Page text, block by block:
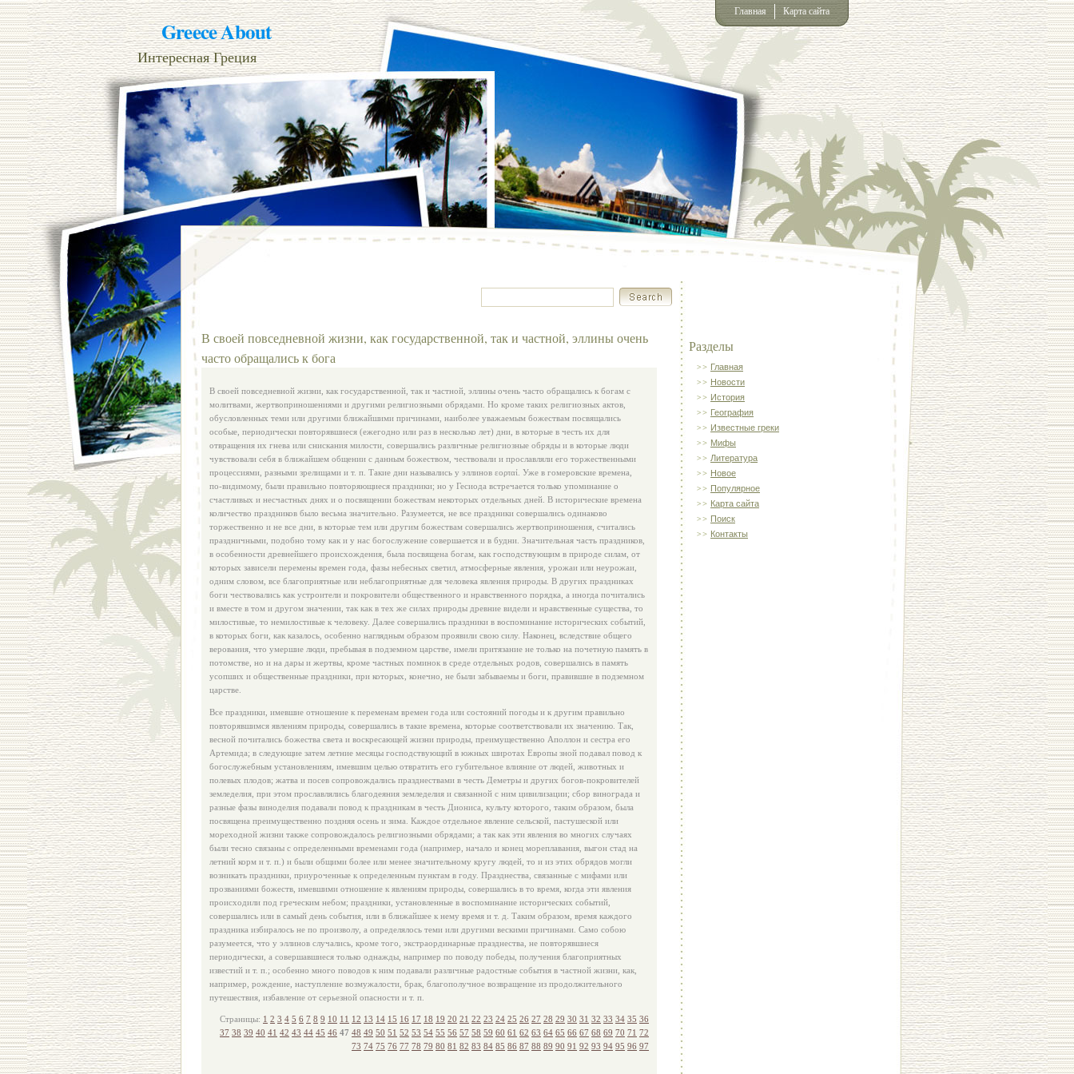
Greece About
Интересная Греция
Главная Карта сайта
Разделы
Главная
Новости
История
География
Известные греки
Мифы
Литература
Новое
Популярное
Карта сайта
Поиск
Контакты
В своей повседневной жизни, как государственной, так и частной, эллины очень
часто обращались к бога
В своей повседневной жизни, как государственной, так и частной, эллины очень часто обращались к богам с
молитвами, жертвоприношениями и другими религиозными обрядами. Но кроме таких религиозных актов,
обусловленных теми или другими ближайшими причинами, наиболее уважаемым божествам посвящались
особые, периодически повторявшиеся (ежегодно или раз в несколько лет) дни, в которые в честь их для
отвращения их гнева или снискания милости, совершались различные религиозные обряды и в которые люди
чувствовали себя в ближайшем общении с данным божеством, чествовали и прославляли его торжественными
процессиями, разными зрелищами и т. п. Такие дни назывались у эллинов εορταί. Уже в гомеровские времена,
по‑видимому, были правильно повторяющиеся праздники; но у Гесиода встречается только упоминание о
счастливых и несчастных днях и о посвящении божествам некоторых отдельных дней. В исторические времена
количество праздников было весьма значительно. Разумеется, не все праздники совершались одинаково
торжественно и не все дни, в которые тем или другим божествам совершались жертвоприношения, считались
праздничными, подобно тому как и у нас богослужение совершается и в будни. Значительная часть праздников,
в особенности древнейшего происхождения, была посвящена богам, как господствующим в природе силам, от
которых зависели перемены времен года, фазы небесных светил, атмосферные явления, урожаи или неурожаи,
одним словом, все благоприятные или неблагоприятные для человека явления природы. В других праздниках
боги чествовались как устроители и покровители общественного и нравственного порядка, а иногда почитались
и вместе в том и другом значении, так как в тех же силах природы древние видели и нравственные существа, то
милостивые, то немилостивые к человеку. Далее совершались праздники в воспоминание исторических событий,
в которых боги, как казалось, особенно наглядным образом проявили свою силу. Наконец, вследствие общего
верования, что умершие люди, пребывая в подземном царстве, имели притязание не только на почетную память в
потомстве, но и на дары и жертвы, кроме частных поминок в среде отдельных родов, совершались в память
усопших и общественные праздники, при которых, конечно, не были забываемы и боги, правившие в подземном
царстве.
Все праздники, имевшие отношение к переменам времен года или состояний погоды и к другим правильно
повторявшимся явлениям природы, совершались в такие времена, которые соответствовали их значению. Так,
весной почитались божества света и воскресающей жизни природы, преимущественно Аполлон и сестра его
Артемида; в следующие затем летние месяцы господствующий в южных широтах Европы зной подавал повод к
богослужебным установлениям, имевшим целью отвратить его губительное влияние от людей, животных и
полевых плодов; жатва и посев сопровождались празднествами в честь Деметры и других богов‑покровителей
земледелия, при этом прославлялись благодеяния земледелия и связанной с ним цивилизации; сбор винограда и
разные фазы виноделия подавали повод к праздникам в честь Диониса, культу которого, таким образом, была
посвящена преимущественно поздняя осень и зима. Каждое отдельное явление сельской, пастушеской или
мореходной жизни также сопровождалось религиозными обрядами; а так как эти явления во многих случаях
были тесно связаны с определенными временами года (например, начало и конец мореплавания, выгон стад на
летний корм и т. п.) и были общими более или менее значительному кругу людей, то и из этих обрядов могли
возникать праздники, приуроченные к определенным пунктам в году. Празднества, связанные с мифами или
прозваниями божеств, имевшими отношение к явлениям природы, совершались в то время, когда эти явления
происходили под греческим небом; праздники, установленные в воспоминание исторических событий,
совершались или в самый день события, или в ближайшее к нему время и т. д. Таким образом, время каждого
праздника избиралось не по произволу, а определялось теми или другими вескими причинами. Само собою
разумеется, что у эллинов случались, кроме того, экстраординарные празднества, не повторявшиеся
периодически, а совершавшиеся только однажды, например по поводу победы, получения благоприятных
известий и т. п.; особенно много поводов к ним подавали различные радостные события в частной жизни, как,
например, рождение, наступление возмужалости, брак, благополучное возвращение из продолжительного
путешествия, избавление от серьезной опасности и т. п.
Страницы: 1 2 3 4 5 6 7 8 9 10 11 12 13 14 15 16 17 18 19 20 21 22 23 24 25 26 27 28 29 30 31 32 33 34 35 36
37 38 39 40 41 42 43 44 45 46 47 48 49 50 51 52 53 54 55 56 57 58 59 60 61 62 63 64 65 66 67 68 69 70 71 72
73 74 75 76 77 78 79 80 81 82 83 84 85 86 87 88 89 90 91 92 93 94 95 96 97